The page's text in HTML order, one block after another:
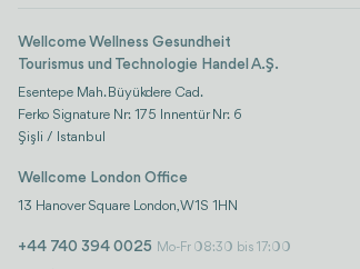
Wellcome Wellness Gesundheit
Tourismus und Technologie Handel A.Ş.
Esentepe Mah. Büyükdere Cad.
Ferko Signature Nr: 175 Innentür Nr: 6
Şişli / Istanbul
Wellcome London Office
13 Hanover Square London, W1S 1HN
+44 740 394 0025 Mo-Fr 08:30 bis 17:00